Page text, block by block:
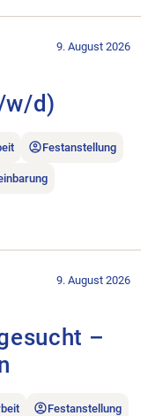
w/d)
9. August 2026
Festanstellung
–
9. August 2026
Festanstellung